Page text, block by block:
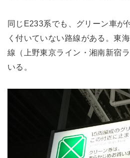
同じE233系でも、グリーン車が
く付いていない路線がある。東
線（上野東京ライン・湘南新宿
いる。